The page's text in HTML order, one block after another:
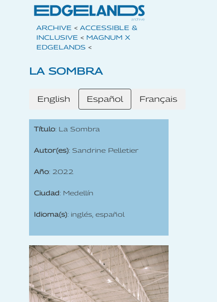
ARCHIVE < ACCESSIBLE &
INCLUSIVE < MAGNUM X
EDGELANDS <
LA SOMBRA
English Español Français
Título: La Sombra
Autor(es): Sandrine Pelletier
Año: 2022
Ciudad: Medellín
Idioma(s): inglés, español